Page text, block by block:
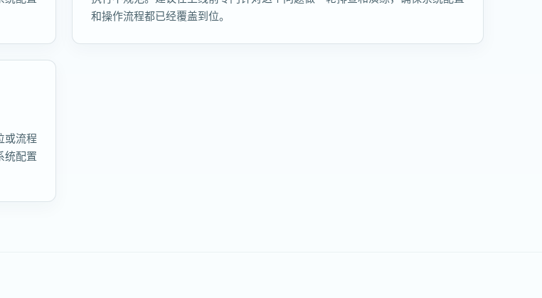
和操作流程都已经覆盖到位。
或流程
统配置